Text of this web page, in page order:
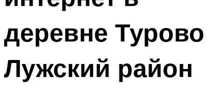
деревне Турово
Лужский район